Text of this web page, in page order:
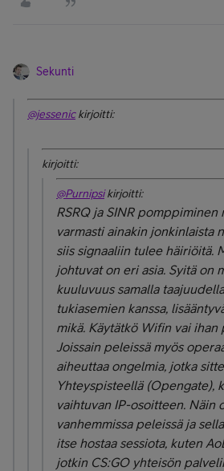
Sekunti
@jessenickirjoitti:
kirjoitti:
@Purnipsikirjoitti:
RSRQ ja SINR
varmasti ainakin jonkinlaista
siis signaaliin tulee häiriöitä.
johtuvat on eri asia. Syitä on
kuuluvuus samalla
tukiasemien kanssa,
mikä. Käytätkö Wifin vai ihan
Joissain peleissä myös
aiheuttaa ongelmia, jotka
Yhteyspisteellä (Opengate),
vaihtuvan IP-osoitteen. Näin
vanhemmissa peleissä ja
itse hostaa sessiota, kuten
jotkin CS:GO yhteisön